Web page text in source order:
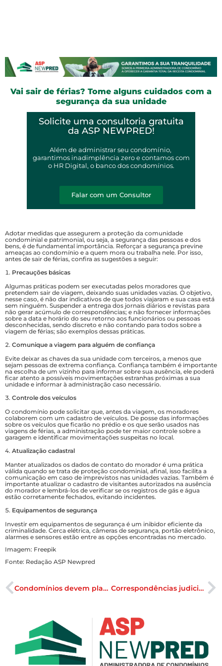
Vai sair de férias? Tome alguns cuidados com a
segurança da sua unidade
Solicite uma consultoria gratuita
da ASP NEWPRED!
Além de administrar seu condomínio,
garantimos inadimplência zero e contamos com
o HR Digital, o banco dos condomínios.
Falar com um Consultor
Adotar medidas que assegurem a proteção da comunidade
condominial e patrimonial, ou seja, a segurança das pessoas e dos
bens, é de fundamental importância. Reforçar a segurança previne
ameaças ao condomínio e a quem mora ou trabalha nele. Por isso,
antes de sair de férias, confira as sugestões a seguir:
Precauções básicas
Algumas práticas podem ser executadas pelos moradores que
pretendem sair de viagem, deixando suas unidades vazias. O objetivo,
nesse caso, é não dar indicativos de que todos viajaram e sua casa está
sem ninguém. Suspender a entrega dos jornais diários e revistas para
não gerar acúmulo de correspondências; e não fornecer informações
sobre a data e horário do seu retorno aos funcionários ou pessoas
desconhecidas, sendo discreto e não contando para todos sobre a
viagem de férias; são exemplos dessas práticas.
Comunique a viagem para alguém de confiança
Evite deixar as chaves da sua unidade com terceiros, a menos que
sejam pessoas de extrema confiança. Confiança também é importante
na escolha de um vizinho para informar sobre sua ausência, ele poderá
ficar atento a possíveis movimentações estranhas próximas a sua
unidade e informar à administração caso necessário.
Controle dos veículos
O condomínio pode solicitar que, antes da viagem, os moradores
colaborem com um cadastro de veículos. De posse das informações
sobre os veículos que ficarão no prédio e os que serão usados nas
viagens de férias, a administração pode ter maior controle sobre a
garagem e identificar movimentações suspeitas no local.
Atualização cadastral
Manter atualizados os dados de contato do morador é uma prática
válida quando se trata de proteção condominial, afinal, isso facilita a
comunicação em caso de imprevistos nas unidades vazias. Também é
importante atualizar o cadastro de visitantes autorizados na ausência
do morador e lembrá-los de verificar se os registros de gás e água
estão corretamente fechados, evitando incidentes.
Equipamentos de segurança
Investir em equipamentos de segurança é um inibidor eficiente da
criminalidade. Cerca elétrica, câmeras de segurança, portão eletrônico,
alarmes e sensores estão entre as opções encontradas no mercado.
Imagem: Freepik
Fonte: Redação ASP Newpred
Condomínios devem planejar orçamento 2023 Correspondências judiciais